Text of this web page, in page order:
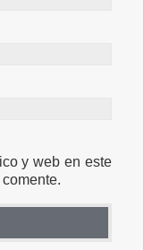
y web en este